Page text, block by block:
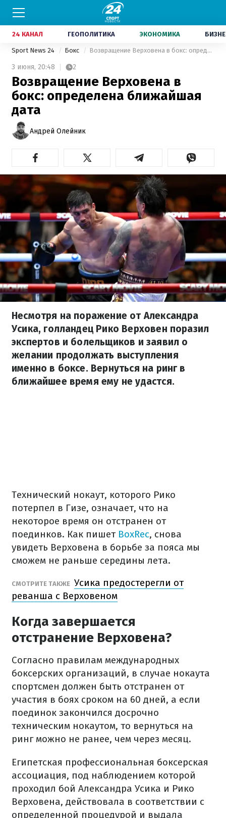
24 КАНАЛ ГЕОПОЛИТИКА ЭКОНОМИКА
Sport News 24 Бокс Возвращение Верховена в бокс: определена ближайшая дата
3 июня, 20:48 2
Возвращение Верховена в
бокс: определена ближайшая
дата
Андрей Олейник
Несмотря на поражение от Александра
Усика, голландец Рико Верховен поразил
экспертов и болельщиков и заявил о
желании продолжать выступления
именно в боксе. Вернуться на ринг в
ближайшее время ему не удастся.
Технический нокаут, которого Рико
потерпел в Гизе, означает, что на
некоторое время он отстранен от
поединков. Как пишет BoxRec, снова
увидеть Верховена в борьбе за пояса мы
сможем не раньше середины лета.
СМОТРИТЕ ТАКЖЕ Усика предостерегли от
реванша с Верховеном
Когда завершается
отстранение Верховена?
Согласно правилам международных
боксерских организаций, в случае нокаута
спортсмен должен быть отстранен от
участия в боях сроком на 60 дней, а если
поединок закончился досрочно
техническим нокаутом, то вернуться на
ринг можно не ранее, чем через месяц.
Египетская профессиональная боксерская
ассоциация, под наблюдением которой
проходил бой Александра Усика и Рико
Верховена, действовала в соответствии с
определенной процедурой и выдала